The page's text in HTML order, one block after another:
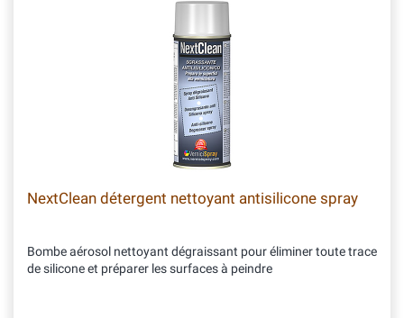
NextClean détergent nettoyant antisilicone spray
Bombe aérosol nettoyant dégraissant pour éliminer toute trace
de silicone et préparer les surfaces à peindre